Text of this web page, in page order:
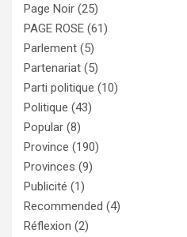
Page Noir (25)
PAGE ROSE (61)
Parlement (5)
Partenariat (5)
Parti politique (10)
Politique (43)
Popular (8)
Province (190)
Provinces (9)
Publicité (1)
Recommended (4)
Réflexion (2)